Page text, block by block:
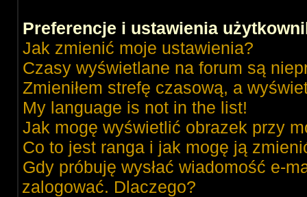
Preferencje i ustawienia
Jak zmienić moje ustawienia?
Czasy wyświetlane na forum są
Zmieniłem strefę czasową, a
My language is not in the list!
Jak mogę wyświetlić obrazek przy
Co to jest ranga i jak mogę ją
Gdy próbuję wysłać wiadomość e-
zalogować. Dlaczego?